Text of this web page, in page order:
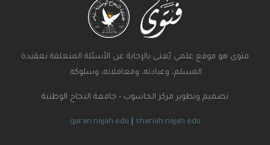
هو موقع علمي يُعنى بالإجابة عن الأسئلة المتعلقة بعقيدة
المسلم، وعبادته، ومعاملاته، وسلوكه.
تصميم وتطوير مركز الحاسوب - جامعة النجاح الوطنية
quran.najah.edu|shariah.najah.edu